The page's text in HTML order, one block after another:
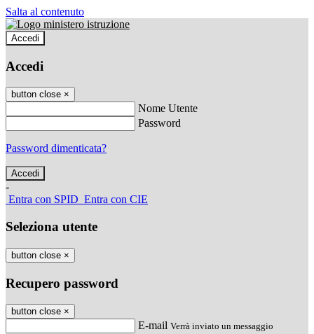
Salta al contenuto
Accedi
Accedi
button close ×
Nome Utente
Password
Password dimenticata?
-
Entra con SPID Entra con CIE
Seleziona utente
button close ×
Recupero password
button close ×
E-mail Verrà inviato un messaggio